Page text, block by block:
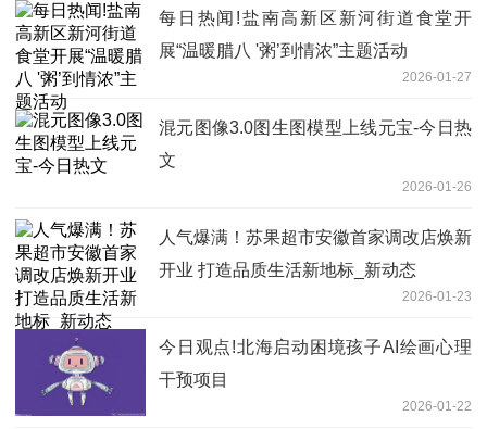
每日热闻!盐南高新区新河街道食堂开
展“温暖腊八 '粥’到情浓”主题活动
2026-01-27
混元图像3.0图生图模型上线元宝-今日热
文
2026-01-26
人气爆满！苏果超市安徽首家调改店焕新
开业 打造品质生活新地标_新动态
2026-01-23
今日观点!北海启动困境孩子AI绘画心理
干预项目
2026-01-22